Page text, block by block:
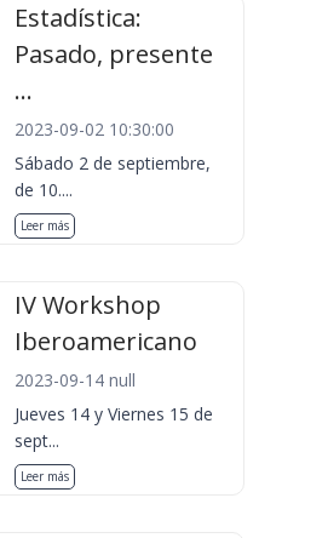
Estadística:
Pasado, presente
...
2023-09-02 10:30:00
Sábado 2 de septiembre,
de 10....
Leer más
IV Workshop
Iberoamericano
2023-09-14 null
Jueves 14 y Viernes 15 de
sept...
Leer más